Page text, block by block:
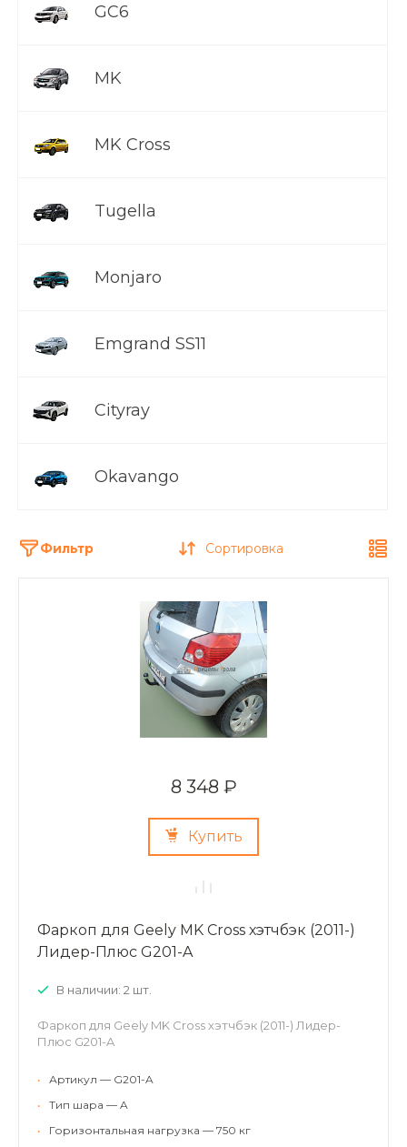
GC6
MK
MK Cross
Tugella
Monjaro
Emgrand SS11
Cityray
Okavango
Фильтр Сортировка
8 348 ₽
Купить
Фаркоп для Geely MK Cross хэтчбэк (2011-)
Лидер-Плюс G201-A
В наличии: 2 шт.
Фаркоп для Geely MK Cross хэтчбэк (2011-) Лидер-
Плюс G201-A
•
Артикул — G201-A
•
Тип шара — A
•
Горизонтальная нагрузка — 750 кг